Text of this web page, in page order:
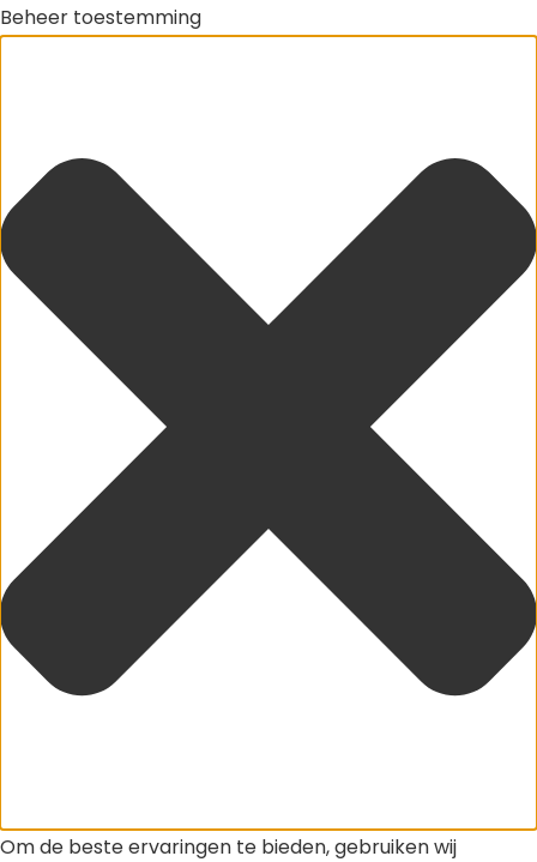
Beheer toestemming
Om de beste ervaringen te bieden, gebruiken wij